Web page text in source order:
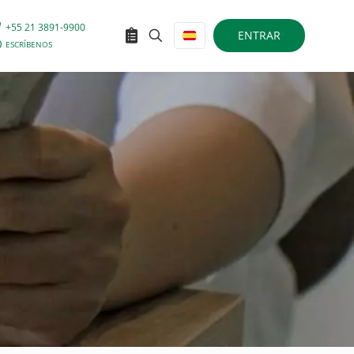
+55 21 3891-9900
ESCRÍBENOS
ENTRAR